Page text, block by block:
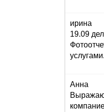
ирина
19.09
услугами.
Анна
Выражаю